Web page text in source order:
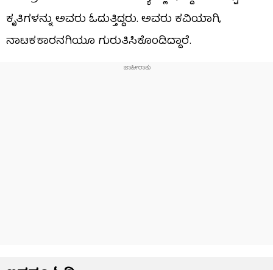
ಕೃತಿಗಳನ್ನು ಅವರು ಓದುತ್ತಿದ್ದರು. ಅವರು ಕವಿಯಾಗಿ,
ನಾಟಕಕಾರನಗಿಯೂ ಗುರುತಿಸಿಕೊಂಡಿದ್ದಾರೆ.